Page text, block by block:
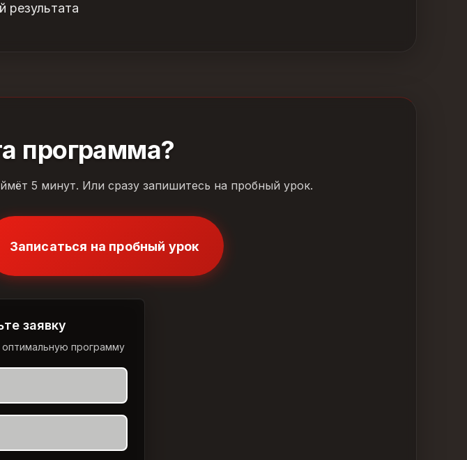
результата
программа?
5 минут. Или сразу запишитесь на пробный урок.
Записаться на пробный урок
заявку
программу